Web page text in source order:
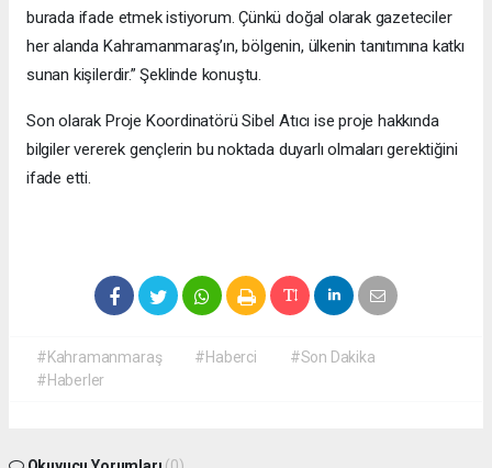
burada ifade etmek istiyorum. Çünkü doğal olarak gazeteciler
her alanda Kahramanmaraş’ın, bölgenin, ülkenin tanıtımına katkı
sunan kişilerdir.” Şeklinde konuştu.
Son olarak Proje Koordinatörü Sibel Atıcı ise proje hakkında
bilgiler vererek gençlerin bu noktada duyarlı olmaları gerektiğini
ifade etti.
#Kahramanmaraş #Haberci
#Son Dakika
#Haberler